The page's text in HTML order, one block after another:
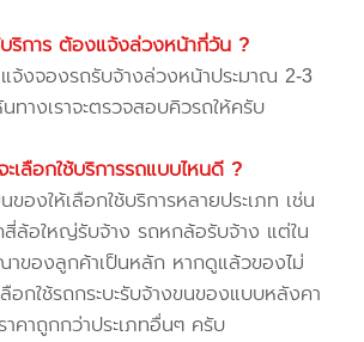
ริการ ต้องแจ้งล่วงหน้ากี่วัน ?
จ้งจองรถรับจ้างล่วงหน้าประมาณ 2-3
ทางเราจะตรวจสอบคิวรถให้ครับ
เลือกใช้บริการรถแบบไหนดี ?
ของให้เลือกใช้บริการหลายประเภท เช่น
สี่ล้อใหญ่รับจ้าง รถหกล้อรับจ้าง แต่ใน
าของลูกค้าเป็นหลัก หากดูแล้วของไม่
อกใช้รถกระบะรับจ้างขนของแบบหลังคา
คาถูกกว่าประเภทอื่นๆ ครับ